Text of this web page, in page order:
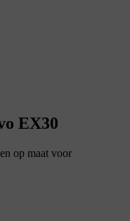
EX30
op maat voor